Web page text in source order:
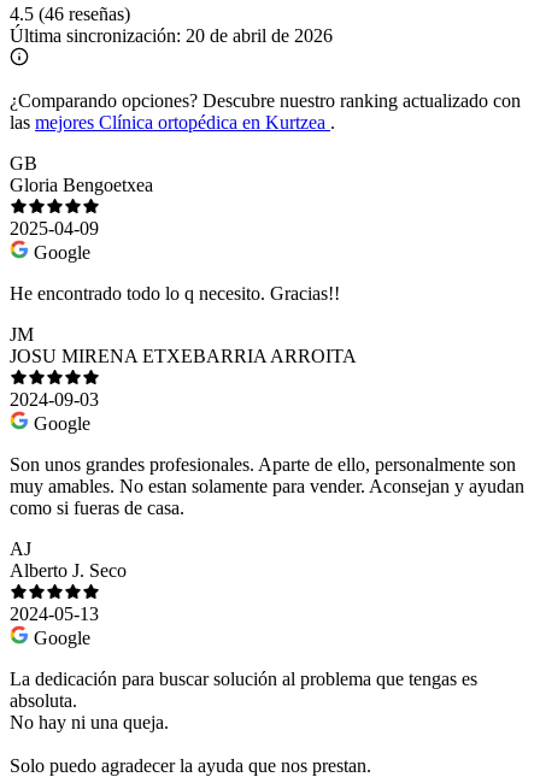
4.5 (46 reseñas)
Última sincronización: 20 de abril de 2026
¿Comparando opciones? Descubre nuestro ranking actualizado con
las mejores Clínica ortopédica en Kurtzea .
GB
Gloria Bengoetxea
2025-04-09
Google
He encontrado todo lo q necesito. Gracias!!
JM
JOSU MIRENA ETXEBARRIA ARROITA
2024-09-03
Google
Son unos grandes profesionales. Aparte de ello, personalmente son
muy amables. No estan solamente para vender. Aconsejan y ayudan
como si fueras de casa.
AJ
Alberto J. Seco
2024-05-13
Google
La dedicación para buscar solución al problema que tengas es
absoluta.
No hay ni una queja.
Solo puedo agradecer la ayuda que nos prestan.